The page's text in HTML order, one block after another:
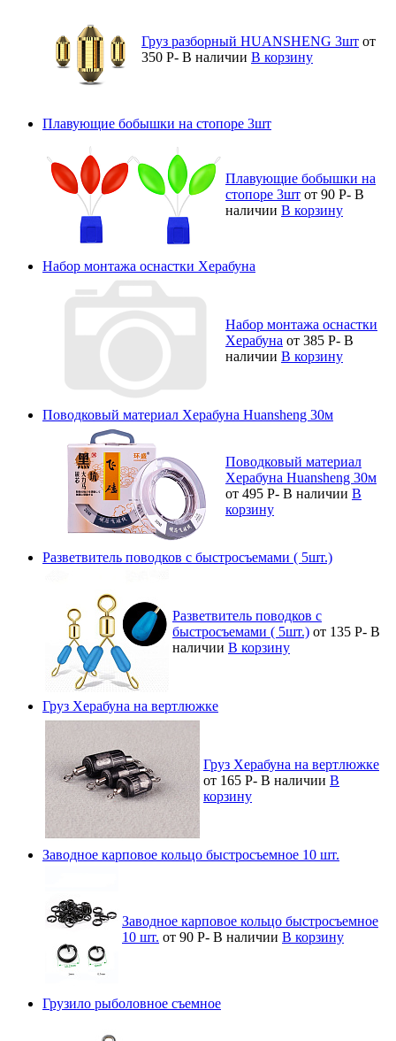
Груз разборный HUANSHENG 3шт от
350 Р- В наличии В корзину
Плавующие бобышки на стопоре 3шт
Плавующие бобышки на
стопоре 3шт от 90 Р- В
наличии В корзину
Набор монтажа оснастки Херабуна
Набор монтажа оснастки
Херабуна от 385 Р- В
наличии В корзину
Поводковый материал Херабуна Huansheng 30м
Поводковый материал
Херабуна Huansheng 30м
от 495 Р- В наличии В
корзину
Разветвитель поводков с быстросъемами ( 5шт.)
Разветвитель поводков с
быстросъемами ( 5шт.) от 135 Р- В
наличии В корзину
Груз Херабуна на вертлюжке
Груз Херабуна на вертлюжке
от 165 Р- В наличии В
корзину
Заводное карповое кольцо быстросъемное 10 шт.
Заводное карповое кольцо быстросъемное
10 шт. от 90 Р- В наличии В корзину
Грузило рыболовное съемное